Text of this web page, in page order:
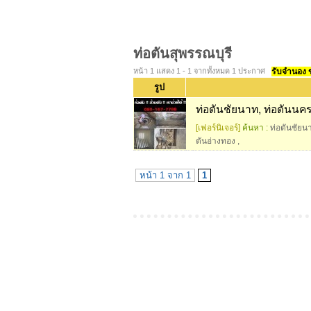
ท่อตันสุพรรณบุรี
หน้า 1 แสดง 1 - 1 จากทั้งหมด 1 ประกาศ รับจำนอง
รูป
ท่อตันชัยนาท, ท่อตันนค
[เฟอร์นิเจอร์] ค้นหา : ท่อตันชัยน
ตันอ่างทอง ,
หน้า 1 จาก 1 1